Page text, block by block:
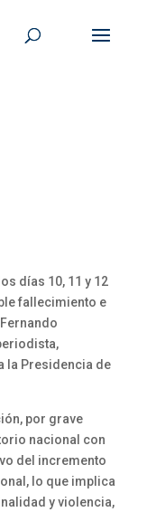
días 10, 11 y 12
fallecimiento e
la Presidencia de
por grave
nacional con
del incremento
lo que implica
y violencia,